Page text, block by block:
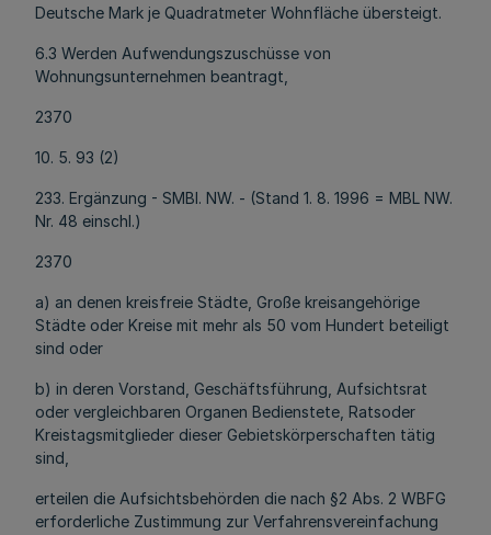
Deutsche Mark je Quadratmeter Wohnfläche übersteigt.
6.3 Werden Aufwendungszuschüsse von
Wohnungsunternehmen beantragt,
2370
10. 5. 93 (2)
233. Ergänzung - SMBl. NW. - (Stand 1. 8. 1996 = MBL NW.
Nr. 48 einschl.)
2370
a) an denen kreisfreie Städte, Große kreisangehörige
Städte oder Kreise mit mehr als 50 vom Hundert beteiligt
sind oder
b) in deren Vorstand, Geschäftsführung, Aufsichtsrat
oder vergleichbaren Organen Bedienstete, Ratsoder
Kreistagsmitglieder dieser Gebietskörperschaften tätig
sind,
erteilen die Aufsichtsbehörden die nach §2 Abs. 2 WBFG
erforderliche Zustimmung zur Verfahrensvereinfachung